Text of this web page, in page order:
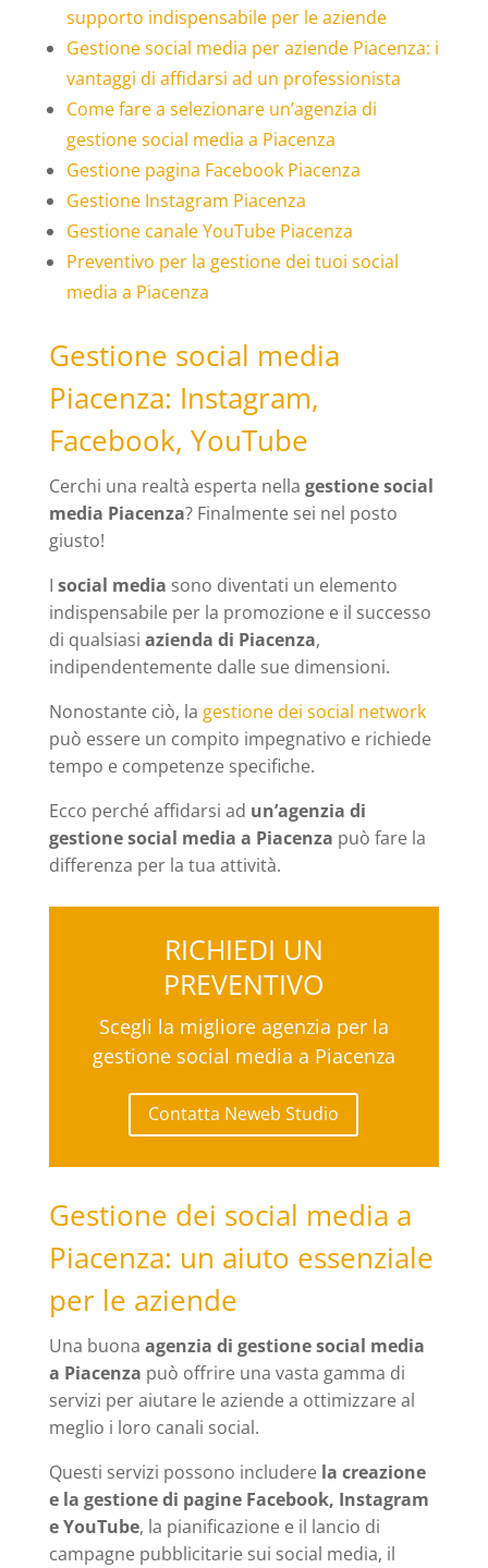
supporto indispensabile per le aziende
Gestione social media per aziende Piacenza: i
vantaggi di affidarsi ad un professionista
Come fare a selezionare un’agenzia di
gestione social media a Piacenza
Gestione pagina Facebook Piacenza
Gestione Instagram Piacenza
Gestione canale YouTube Piacenza
Preventivo per la gestione dei tuoi social
media a Piacenza
Gestione social media
Piacenza: Instagram,
Facebook, YouTube
Cerchi una realtà esperta nella gestione social
media Piacenza? Finalmente sei nel posto
giusto!
I social media sono diventati un elemento
indispensabile per la promozione e il successo
di qualsiasi azienda di Piacenza,
indipendentemente dalle sue dimensioni.
Nonostante ciò, la gestione dei social network
può essere un compito impegnativo e richiede
tempo e competenze specifiche.
Ecco perché affidarsi ad un’agenzia di
gestione social media a Piacenza può fare la
differenza per la tua attività.
RICHIEDI UN
PREVENTIVO
Scegli la migliore agenzia per la
gestione social media a Piacenza
Contatta Neweb Studio
Gestione dei social media a
Piacenza: un aiuto essenziale
per le aziende
Una buona agenzia di gestione social media
a Piacenza può offrire una vasta gamma di
servizi per aiutare le aziende a ottimizzare al
meglio i loro canali social.
Questi servizi possono includere la creazione
e la gestione di pagine Facebook, Instagram
e YouTube, la pianificazione e il lancio di
campagne pubblicitarie sui social media, il